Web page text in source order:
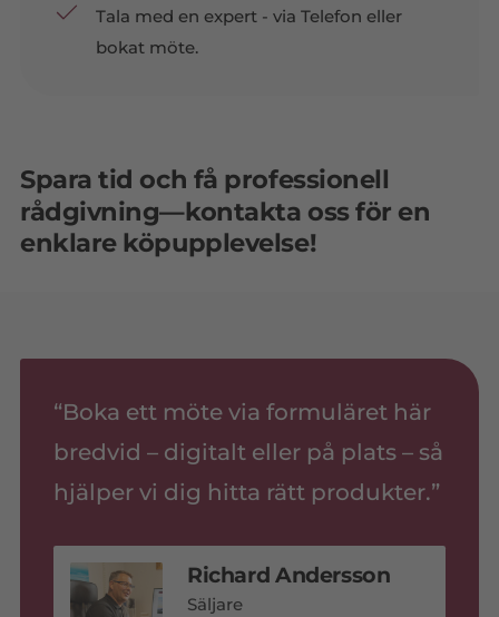
Tala med en expert - via Telefon eller
bokat möte.
Spara tid och få professionell
rådgivning—kontakta oss för en
enklare köpupplevelse!
“Boka ett möte via formuläret här
bredvid – digitalt eller på plats – så
hjälper vi dig hitta rätt produkter.”
Richard Andersson
Säljare